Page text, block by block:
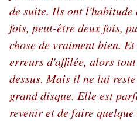
de suite. Ils ont
fois, peut-être deux fois,
chose de vraiment bien.
erreurs d'affilée, alors
dessus. Mais il ne lui
grand disque. Elle est
revenir et de faire quelque